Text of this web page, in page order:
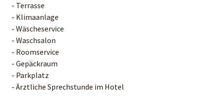
- Terrasse
- Klimaanlage
- Wäscheservice
- Waschsalon
- Roomservice
- Gepäckraum
- Parkplatz
- Ärztliche Sprechstunde im Hotel